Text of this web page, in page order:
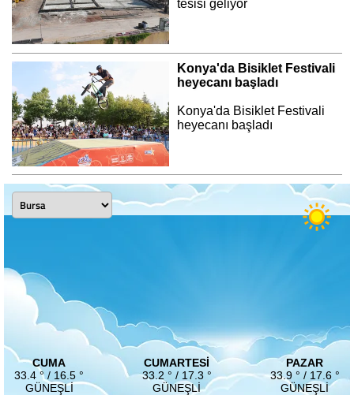
tesisi geliyor
Konya'da Bisiklet Festivali
heyecanı başladı
Konya'da Bisiklet Festivali
heyecanı başladı
CUMA
33.4 ° / 16.5 °
GÜNEŞLI
CUMARTESI
33.2 ° / 17.3 °
GÜNEŞLI
PAZAR
33.9 ° / 17.6 °
GÜNEŞLI